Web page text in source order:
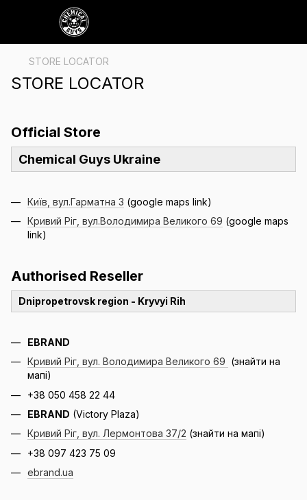
STORE LOCATOR
STORE LOCATOR
Official Store
Chemical Guys Ukraine
Київ, вул.Гарматна 3 (google maps link)
Кривий Ріг, вул.Володимира Великого 69 (google maps
link)
Authorised Reseller
Dnipropetrovsk region - Kryvyi Rih
EBRAND
Кривий Ріг, вул. Володимира Великого 69 (знайти на
мапі)
+38 050 458 22 44
EBRAND (Victory Plaza)
Кривий Ріг, вул. Лермонтова 37/2 (знайти на мапі)
+38 097 423 75 09
ebrand.ua